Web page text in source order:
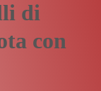
di
con